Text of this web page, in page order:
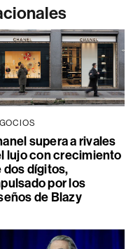
supera a rivales
lujo con crecimiento
dos dígitos,
por los
de Blazy